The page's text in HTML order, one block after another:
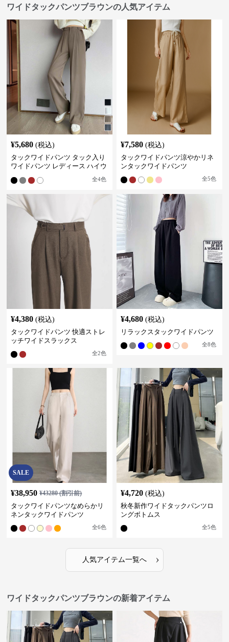
ワイドタックパンツブラウンの人気アイテム
¥5,680 (税込)
タックワイドパンツ タック入り
ワイドパンツ レディース ハイウ
全4色
¥7,580 (税込)
タックワイドパンツ涼やかリネ
ンタックワイドパンツ
全5色
¥4,380 (税込)
タックワイドパンツ 快適ストレ
ッチワイドスラックス
全2色
¥4,680 (税込)
リラックスタックワイドパンツ
全8色
SALE
¥38,950 ¥43280(割引前)
タックワイドパンツなめらかリ
ネンタックワイドパンツ
全6色
¥4,720 (税込)
秋冬新作ワイドタックパンツロ
ングボトムス
全5色
人気アイテム一覧へ ›
ワイドタックパンツブラウンの新着アイテム